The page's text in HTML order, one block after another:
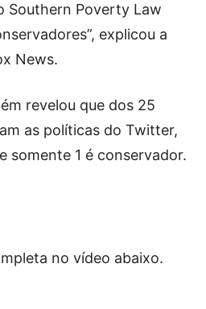
Southern Poverty Law
explicou a
News.
revelou que dos 25
as políticas do Twitter,
somente 1 é conservador.
no vídeo abaixo.